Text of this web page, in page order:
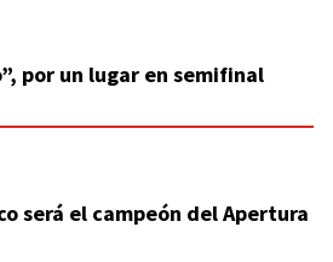
por un lugar en semifinal
será el campeón del Apertura